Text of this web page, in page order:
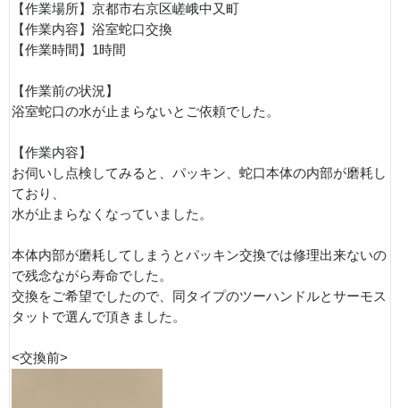
【作業場所】京都市右京区嵯峨中又町
【作業内容】浴室蛇口交換
【作業時間】1時間
【作業前の状況】
浴室蛇口の水が止まらないとご依頼でした。
【作業内容】
お伺いし点検してみると、パッキン、蛇口本体の内部が磨耗し
ており、
水が止まらなくなっていました。
本体内部が磨耗してしまうとパッキン交換では修理出来ないの
で残念ながら寿命でした。
交換をご希望でしたので、同タイプのツーハンドルとサーモス
タットで選んで頂きました。
<交換前>